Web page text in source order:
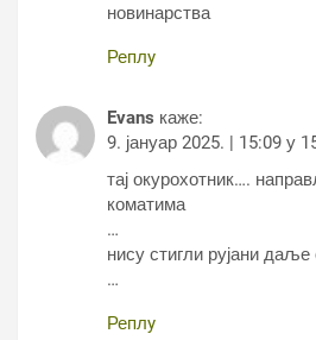
новинарства
Реплy
Evans каже:
9. јануар 2025. | 15:09 у
тај окурохотник….
коматима
…
нису стигли рујани
…
Реплy